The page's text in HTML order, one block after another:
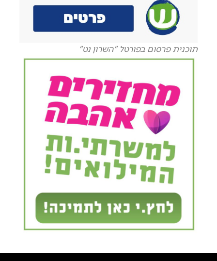
תוכנית פרסום בפורטל "השרון נט"